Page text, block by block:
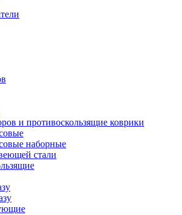
и противоскользящие коврики
наборные
стали